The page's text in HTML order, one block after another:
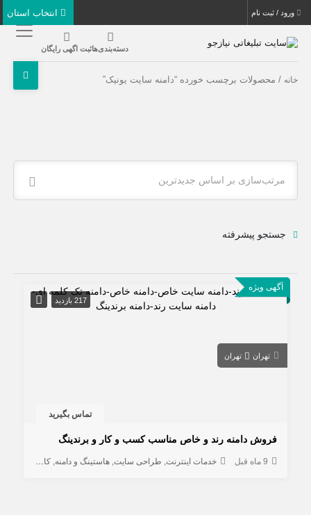
ورود / ثبت نام
دسته‌بندی‌هاثبت اگهی رایگان
خانه / محصولات برچسب خورده “دامنه سایت یونیک”
مرتب‌سازی بر اساس جدیدترین
جستجو پیشرفته
آگهی ویژه
217 بازدید
تهران تهران
تماس بگیرید
فروش دامنه رند و خاص مناسب کسب و کار و برندینگ
9 ماه قبل خدمات اینترنت طراحی سایت هاستینگ و دامنه کامپیوتر و شبکه